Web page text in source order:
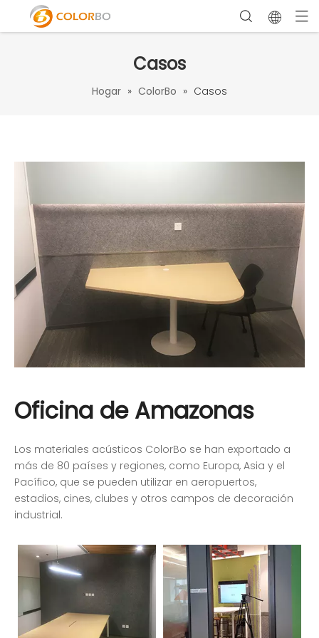
Casos
Hogar » ColorBo » Casos
Oficina de Amazonas
Los materiales acústicos ColorBo se han exportado a
más de 80 países y regiones, como Europa, Asia y el
Pacífico, que se pueden utilizar en aeropuertos,
estadios, cines, clubes y otros campos de decoración
industrial.